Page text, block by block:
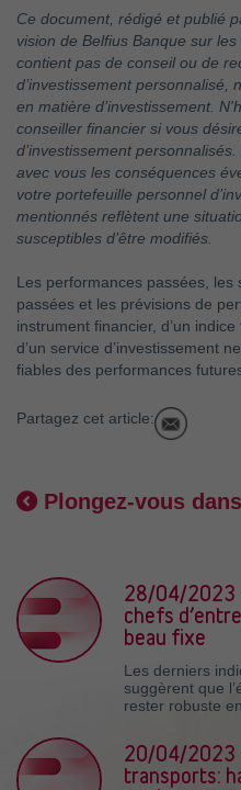
Ce document, rédigé et publié
vision de Belfius Banque sur
contient pas de conseil ou de
d’investissement personnalisé,
en matière d’investissement.
conseiller financier si vous
d’investissement
avec vous les conséquences
votre portefeuille personnel
mentionnés reflètent une
susceptibles d’être modifiés.
Les performances passées,
passées et les prévisions de
instrument financier, d’un
d’un service d’investissement
fiables des performances
Partagez cet article:
Plongez-vous
28/04/2023
chefs
beau fixe
Les derniers
suggèrent que
rester robuste
20/04/2023
transports: